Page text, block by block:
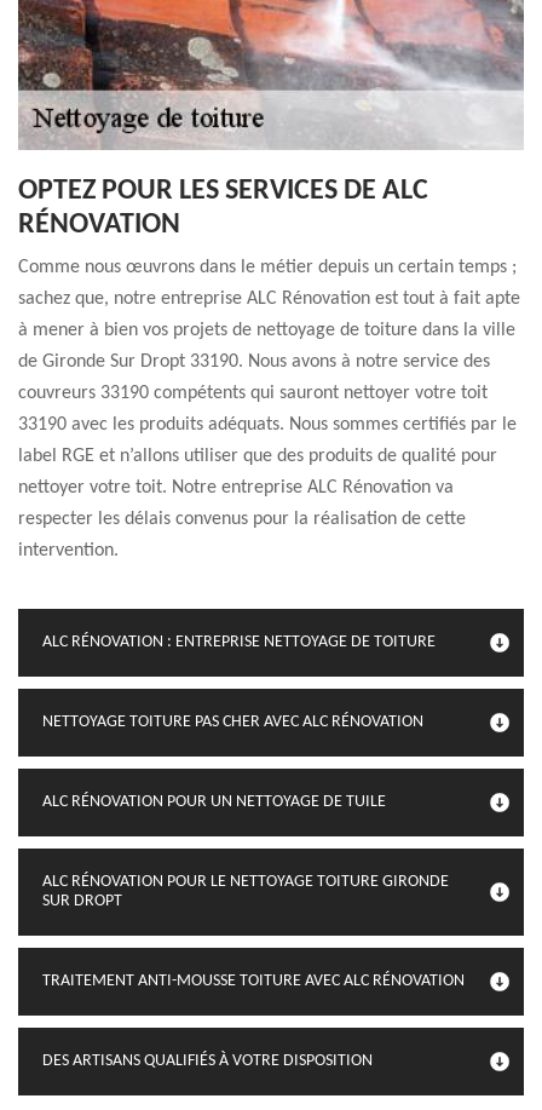
OPTEZ POUR LES SERVICES DE ALC
RÉNOVATION
Comme nous œuvrons dans le métier depuis un certain temps ;
sachez que, notre entreprise ALC Rénovation est tout à fait apte
à mener à bien vos projets de nettoyage de toiture dans la ville
de Gironde Sur Dropt 33190. Nous avons à notre service des
couvreurs 33190 compétents qui sauront nettoyer votre toit
33190 avec les produits adéquats. Nous sommes certifiés par le
label RGE et n’allons utiliser que des produits de qualité pour
nettoyer votre toit. Notre entreprise ALC Rénovation va
respecter les délais convenus pour la réalisation de cette
intervention.
ALC RÉNOVATION : ENTREPRISE NETTOYAGE DE TOITURE
NETTOYAGE TOITURE PAS CHER AVEC ALC RÉNOVATION
ALC RÉNOVATION POUR UN NETTOYAGE DE TUILE
ALC RÉNOVATION POUR LE NETTOYAGE TOITURE GIRONDE
SUR DROPT
TRAITEMENT ANTI-MOUSSE TOITURE AVEC ALC RÉNOVATION
DES ARTISANS QUALIFIÉS À VOTRE DISPOSITION